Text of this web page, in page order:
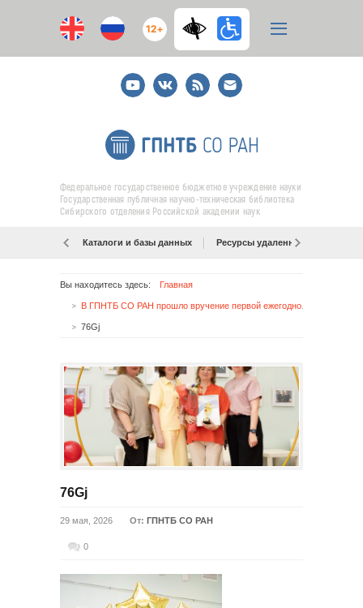
12+
YoutubeВКонтакте
RSS
E-
mail
подписка
Федеральное государственное бюджетное учреждение науки
Государственная публичная научно-техническая библиотека
Сибирского отделения Российской академии наук
Каталоги и базы данных Ресурсы удаленного доступа
Вы находитесь здесь: Главная
76Gj
76Gj
29 мая, 2026 От: ГПНТБ СО РАН
0